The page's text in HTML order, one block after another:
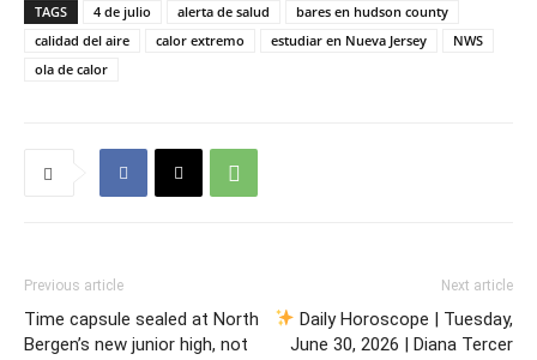
TAGS 4 de julio alerta de salud
bares en hudson county
calidad del aire
calor extremo estudiar en Nueva Jersey
NWS
ola de calor
Previous article
Time capsule sealed at North
Bergen’s new junior high, not
Next article
Daily Horoscope | Tuesday,
June 30, 2026 | Diana Tercer